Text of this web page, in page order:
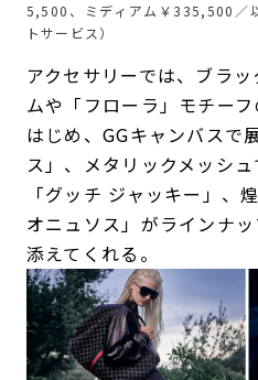
5,500、ミディアム￥335,500／
トサービス）
アクセサリーでは、ブラ
ムや「フローラ」モチー
はじめ、GGキャンバスで
ス」、メタリックメッシ
「グッチ ジャッキー」、
オニュソス」がラインナ
添えてくれる。